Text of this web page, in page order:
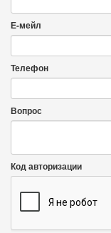
Е-мейл
Телефон
Вопрос
Код авторизации